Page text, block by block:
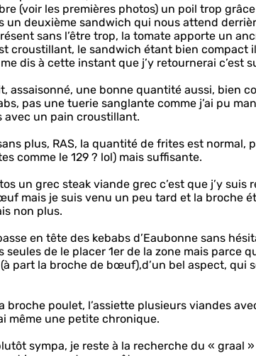
(voir les premières photos) un poil trop
un deuxième sandwich qui nous attend
sans l’être trop, la tomate apporte un
croustillant, le sandwich étant bien compact
dis à cette instant que j’y retournerai c’est
assaisonné, une bonne quantité aussi, bien
pas une tuerie sanglante comme j’ai pu
un pain croustillant.
plus, RAS, la quantité de frites est normal,
comme le 129 ? lol) mais suffisante.
un grec steak viande grec c’est que j’y suis
mais je suis venu un peu tard et la broche
non plus.
en tête des kebabs d’Eaubonne sans
de le placer 1er de la zone mais parce
part la broche de bœuf),d’un bel aspect, qui
broche poulet, l’assiette plusieurs viandes
même une petite chronique.
sympa, je reste à la recherche du « graal